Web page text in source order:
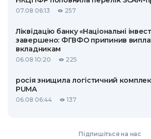
07.08 06:13 257
Ліквідацію банку «Національні
завершено: ФГВФО припинив
вкладникам
06.08 10:20 225
росія знищила логістичний
PUMA
06.08 06:44 137
Підпишіться на нас